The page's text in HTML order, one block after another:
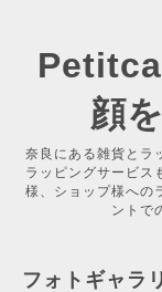
顔
奈良にある雑貨とラ
ラッピングサービス
様、ショップ様への
ントで
フォトギャラ